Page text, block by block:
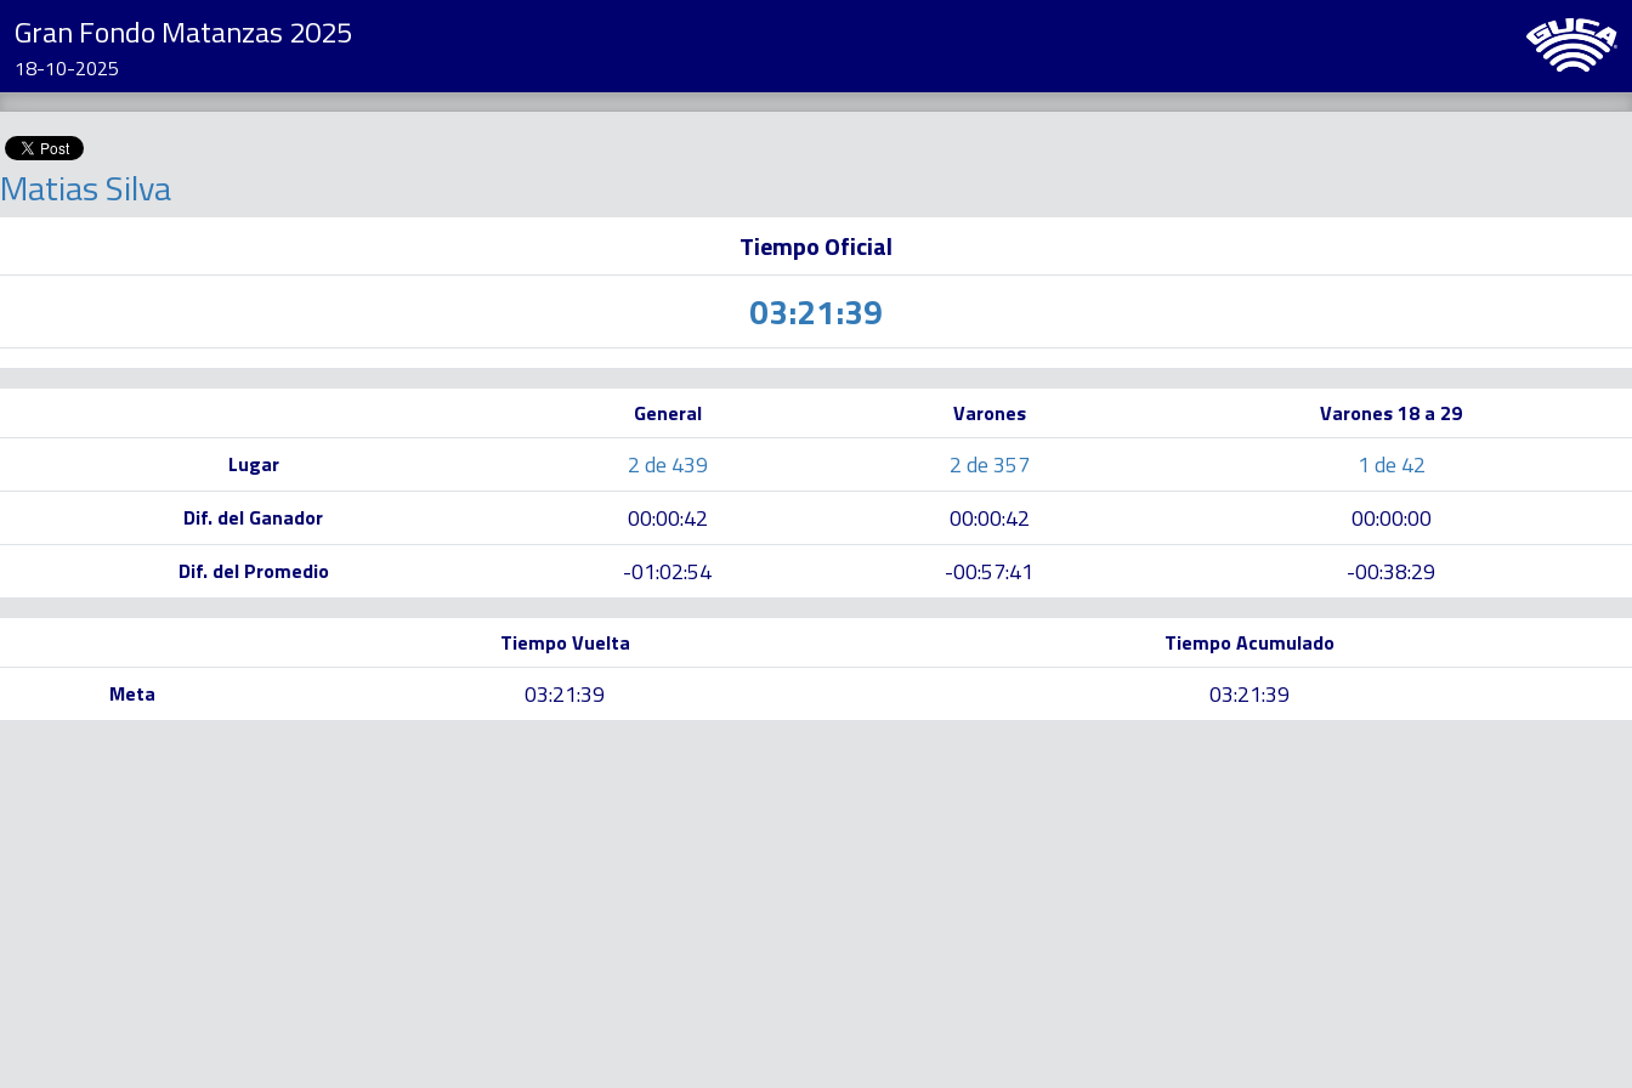
Gran Fondo Matanzas 2025
18-10-2025
Matias Silva
Tiempo Oficial
03:21:39
General Varones
Varones 18 a 29
Lugar
2 de 439 2 de 357 1 de 42
Dif. del Ganador 00:00:42 00:00:42 00:00:00
Dif. del Promedio -01:02:54 -00:57:41 -00:38:29
Tiempo Vuelta
Tiempo Acumulado
Meta
03:21:39 03:21:39